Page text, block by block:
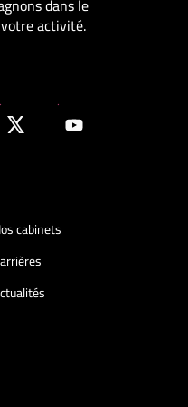
dans le
activité.
cabinets